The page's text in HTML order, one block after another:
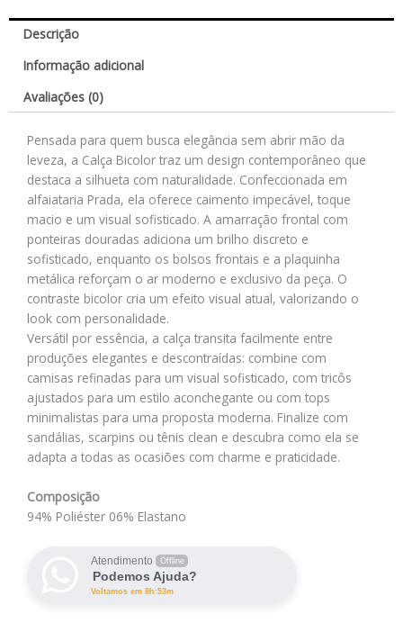
Descrição
Informação adicional
Avaliações (0)
Pensada para quem busca elegância sem abrir mão da
leveza, a Calça Bicolor traz um design contemporâneo que
destaca a silhueta com naturalidade. Confeccionada em
alfaiataria Prada, ela oferece caimento impecável, toque
macio e um visual sofisticado. A amarração frontal com
ponteiras douradas adiciona um brilho discreto e
sofisticado, enquanto os bolsos frontais e a plaquinha
metálica reforçam o ar moderno e exclusivo da peça. O
contraste bicolor cria um efeito visual atual, valorizando o
look com personalidade.
Versátil por essência, a calça transita facilmente entre
produções elegantes e descontraídas: combine com
camisas refinadas para um visual sofisticado, com tricôs
ajustados para um estilo aconchegante ou com tops
minimalistas para uma proposta moderna. Finalize com
sandálias, scarpins ou tênis clean e descubra como ela se
adapta a todas as ocasiões com charme e praticidade.
Composição
94% Poliéster 06% Elastano
Atendimento Offline
Podemos Ajuda?
Voltamos em 8h:53m